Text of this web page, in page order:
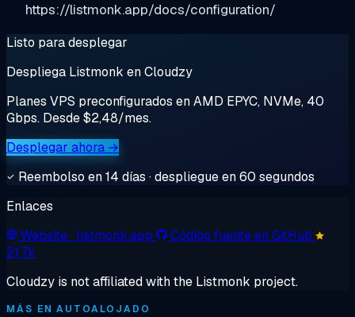
https://listmonk.app/docs/configuration/
Listo para desplegar
Despliega Listmonk en Cloudzy
Planes VPS preconfigurados en AMD EPYC, NVMe, 40
Gbps. Desde $2,48/mes.
Desplegar ahora →
Reembolso en 14 días · despliegue en 60 segundos
Enlaces
Website· listmonk.app
Código fuente en GitHub
21.7k
Cloudzy is not affiliated with the Listmonk project.
MÁS EN AUTOALOJADO